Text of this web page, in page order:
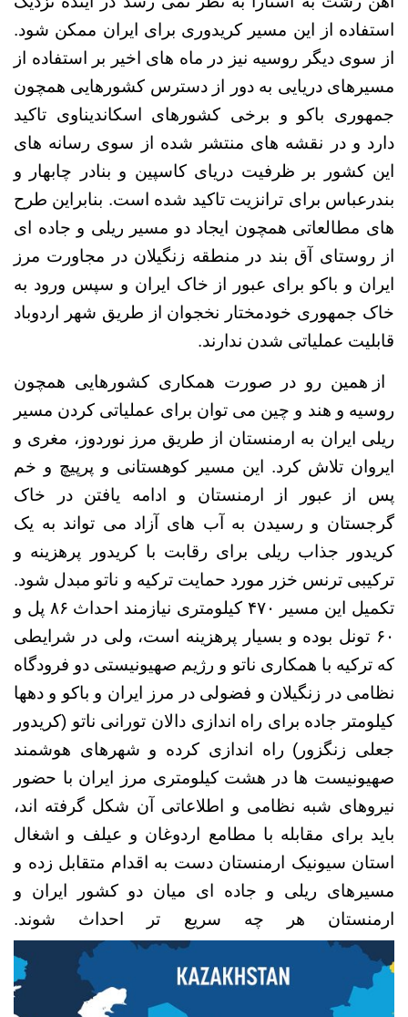
استفاده از این مسیر کریدوری برای ایران ممکن شود.
از سوی دیگر روسیه نیز در ماه های اخیر بر استفاده از
مسیرهای دریایی به دور از دسترس کشورهایی همچون
جمهوری باکو و برخی کشورهای اسکاندیناوی تاکید
دارد و در نقشه های منتشر شده از سوی رسانه های
این کشور بر ظرفیت دریای کاسپین و بنادر چابهار و
بندرعباس برای ترانزیت تاکید شده است. بنابراین طرح
های مطالعاتی همچون ایجاد دو مسیر ریلی و جاده ای
از روستای آق بند در منطقه زنگیلان در مجاورت مرز
ایران و باکو برای عبور از خاک ایران و سپس ورود به
خاک جمهوری خودمختار نخجوان از طریق شهر اردوباد
قابلیت عملیاتی شدن ندارند.
از همین رو در صورت همکاری کشورهایی همچون
روسیه و هند و چین می توان برای عملیاتی کردن مسیر
ریلی ایران به ارمنستان از طریق مرز نوردوز، مغری و
ایروان تلاش کرد. این مسیر کوهستانی و پرپیچ و خم
پس از عبور از ارمنستان و ادامه یافتن در خاک
گرجستان و رسیدن به آب های آزاد می تواند به یک
کریدور جذاب ریلی برای رقابت با کریدور پرهزینه و
ترکیبی ترنس خزر مورد حمایت ترکیه و ناتو مبدل شود.
تکمیل این مسیر ۴۷۰ کیلومتری نیازمند احداث ۸۶ پل و
۶۰ تونل بوده و بسیار پرهزینه است، ولی در شرایطی
که ترکیه با همکاری ناتو و رژیم صهیونیستی دو فرودگاه
نظامی در زنگیلان و فضولی در مرز ایران و باکو و دهها
کیلومتر جاده برای راه اندازی دالان تورانی ناتو (کریدور
جعلی زنگزور) راه اندازی کرده و شهرهای هوشمند
صهیونیست ها در هشت کیلومتری مرز ایران با حضور
نیروهای شبه نظامی و اطلاعاتی آن شکل گرفته اند،
باید برای مقابله با مطامع اردوغان و عیلف و اشغال
استان سیونیک ارمنستان دست به اقدام متقابل زده و
مسیرهای ریلی و جاده ای میان دو کشور ایران و
ارمنستان هر چه سریع تر احداث شوند.